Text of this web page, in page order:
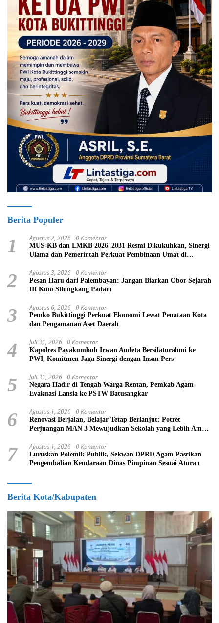
Berita Populer
1 Agustus 2, 2026 0 Komentar
MUS-KB dan LMKB 2026–2031 Resmi Dikukuhkan, Sinergi
Ulama dan Pemerintah Perkuat Pembinaan Umat di
2 Agustus 3, 2026 0 Komentar
Pesan Haru dari Palembayan: Jangan Biarkan Obor Sejarah
III Koto Silungkang Padam
3 Agustus 6, 2026 0 Komentar
Pemko Bukittinggi Perkuat Ekonomi Lewat Penataan Kota
dan Pengamanan Aset Daerah
4 Juli 31, 2026 0 Komentar
Kapolres Payakumbuh Irwan Andeta Bersilaturahmi ke
PWI, Komitmen Jaga Sinergi dengan Insan Pers
5 Juli 31, 2026 0 Komentar
Negara Hadir di Tengah Warga Rentan, Pemkab Agam
Evakuasi Lansia ke PSTW Batusangkar
6 Agustus 1, 2026 0 Komentar
Renovasi Berjalan, Belajar Tetap Berlanjut: Potret
Perjuangan MAN 3 Mewujudkan Sekolah yang Lebih Aman
7 Agustus 1, 2026 0 Komentar
Luruskan Polemik Publik, Sekwan DPRD Agam Pastikan
Pengembalian Kendaraan Dinas Pimpinan Sesuai Aturan
Berita Kota/Kabupaten